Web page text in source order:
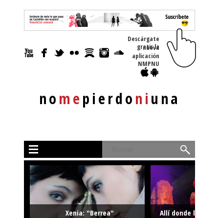
nomepierdoniuna
Descárgate
gratis la nueva
aplicación
NMPNU
Xenia: "Berrea" Allí donde la